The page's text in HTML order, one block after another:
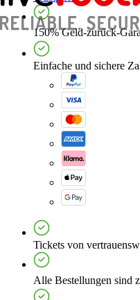
150% Geld-zurück-
Einfache und sichere
Tickets von
Alle Bestellungen sind